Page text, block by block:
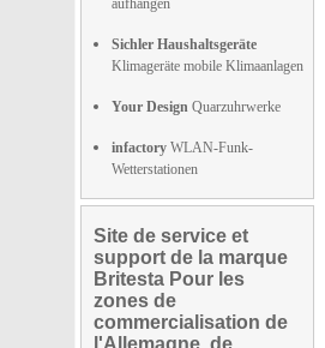
aufhängen
Sichler Haushaltsgeräte
Klimageräte mobile Klimaanlagen
Your Design Quarzuhrwerke
infactory WLAN-Funk-
Wetterstationen
Site de service et
support de la marque
Britesta Pour les
zones de
commercialisation de
l'Allemagne, de